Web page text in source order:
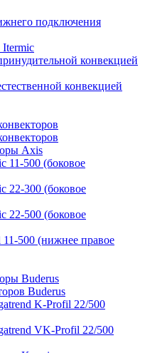
подключения
конвекцией
конвекцией
Axis
11-500 (боковое
22-300 (боковое
22-500 (боковое
500 (нижнее правое
Buderus
Buderus
K-Profil 22/500
VK-Profil 22/500